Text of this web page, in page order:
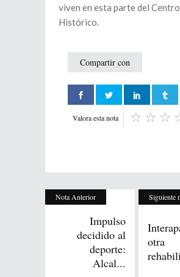
viven en esta parte del Centro
Histórico.
Compartir con
Valora esta nota
Nota Anterior
Impulso
decidido al
deporte:
Alcal...
Siguiente
otra